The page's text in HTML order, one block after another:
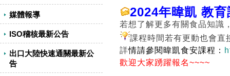
媒體報導
ISO稽核最新公告
出口大陸快速通關最新公
告
2024年暐凱 教
若想了解更多有關食品知識
課程時間若有更動也會直
詳情請參閱暐凱食安課程：
歡迎大家踴躍報名~~~~